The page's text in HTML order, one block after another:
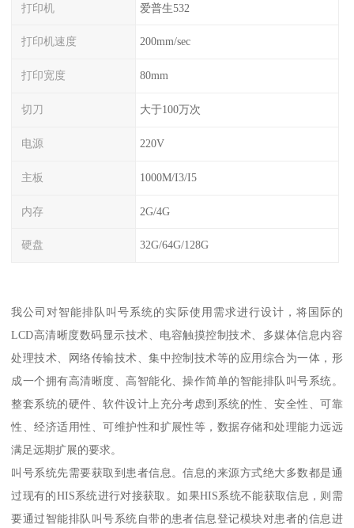
打印机 爱普生532
打印机速度 200mm/sec
打印宽度 80mm
切刀 大于100万次
电源 220V
主板 1000M/I3/I5
内存 2G/4G
硬盘 32G/64G/128G
我公司对智能排队叫号系统的实际使用需求进行设计，将国际的
LCD高清晰度数码显示技术、电容触摸控制技术、多媒体信息内容
处理技术、网络传输技术、集中控制技术等的应用综合为一体，形
成一个拥有高清晰度、高智能化、操作简单的智能排队叫号系统。
整套系统的硬件、软件设计上充分考虑到系统的性、安全性、可靠
性、经济适用性、可维护性和扩展性等，数据存储和处理能力远远
满足远期扩展的要求。
叫号系统先需要获取到患者信息。信息的来源方式绝大多数都是通
过现有的HIS系统进行对接获取。如果HIS系统不能获取信息，则需
要通过智能排队叫号系统自带的患者信息登记模块对患者的信息进